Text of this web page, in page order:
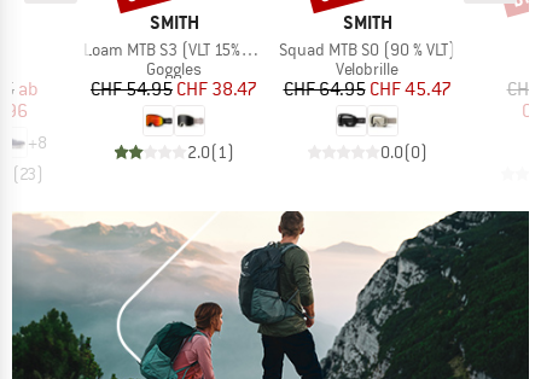
Preis
ab
+8
(23)
MARKE
SMITH
Artikel
Loam MTB S3 (VLT 15%) + S0 (VLT 90%)
Produktgruppe
Goggles
Preis
CHF 54.95reduzierter Preis
CHF 38.47
2.0(1)
MARKE
SMITH
Artikel
Squad MTB S0 (90 % VLT)
Produktgruppe
Velobrille
Preis
CHF 64.95reduzierter Preis
CHF 45.47
0.0(0)